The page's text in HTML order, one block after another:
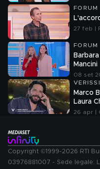
FORUM
27 feb |
FORUM
Mancini
08 set
Marco
Laura
26 apr |
Copyright ©1999-2026 RTI
03976881007 - Sede legale: